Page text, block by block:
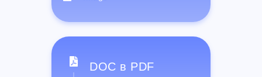
DOC в PDF